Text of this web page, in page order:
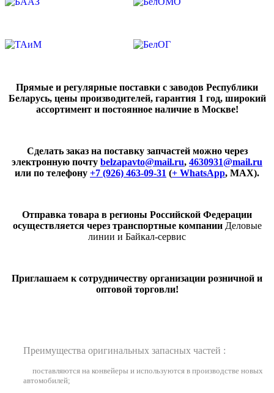
Прямые и регулярные поставки с заводов Республики
Беларусь, цены производителей, гарантия 1 год, широкий
ассортимент и постоянное наличие в Москве!
Сделать заказ на поставку запчастей можно через
электронную почту belzapavto@mail.ru, 4630931@mail.ru
или по телефону +7 (926) 463-09-31 (+ WhatsApp, MAX).
Отправка товара в регионы Российской Федерации
осуществляется через транспортные компанииДеловые
линии и Байкал-сервис
Приглашаем к сотрудничеству организации розничной и
оптовой торговли!
Преимущества оригинальных запасных частей :
поставляются на конвейеры и используются в производстве новых
автомобилей;